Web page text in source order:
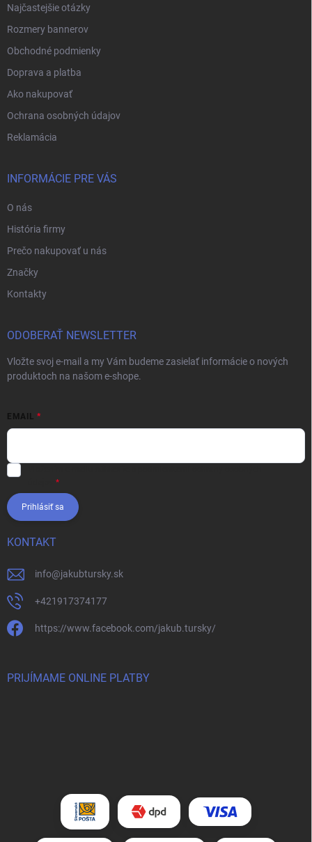
Najčastejšie otázky
Rozmery bannerov
Obchodné podmienky
Doprava a platba
Ako nakupovať
Ochrana osobných údajov
Reklamácia
INFORMÁCIE PRE VÁS
O nás
História firmy
Prečo nakupovať u nás
Značky
Kontakty
ODOBERAŤ NEWSLETTER
Vložte svoj e-mail a my Vám budeme zasielať informácie o nových
produktoch na našom e-shope.
EMAIL
Prihlásiť sa
KONTAKT
info@jakubtursky.sk
+421917374177
https://www.facebook.com/jakub.tursky/
PRIJÍMAME ONLINE PLATBY